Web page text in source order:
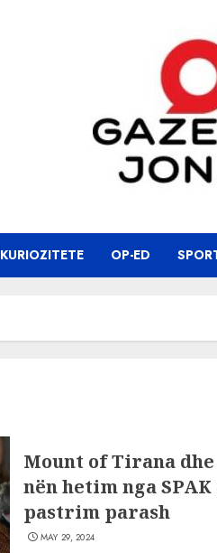
KURIOZITETE OP-ED
Mount of Tirana
nën hetim nga
pastrim parash
MAY 29, 2024